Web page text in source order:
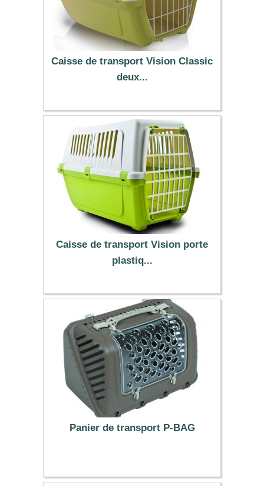
Caisse de transport Vision Classic
deux...
18.99 €
Caisse de transport Vision porte
plastiq...
15.99 €
Panier de transport P-BAG
21.99 €